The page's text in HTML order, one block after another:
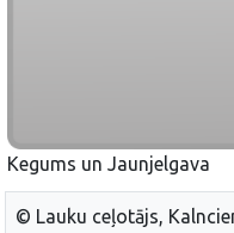
Kegums un Jaunjelgava
© Lauku ceļotājs,